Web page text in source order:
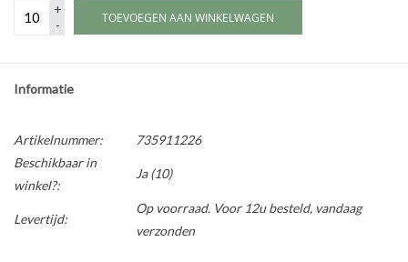
+
-
TOEVOEGEN AAN WINKELWAGEN
Informatie
Artikelnummer:
735911226
Beschikbaar in
winkel?:
Ja(10)
Levertijd:
Op voorraad. Voor 12u besteld, vandaag
verzonden